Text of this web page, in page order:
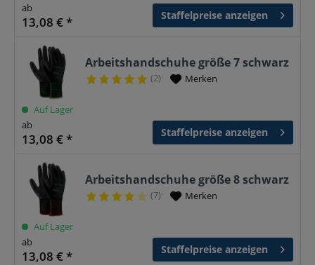
ab
13,08 € * Staffelpreise anzeigen
Arbeitshandschuhe größe 7 schwarz
(2)¹ Merken
Auf Lager
ab
13,08 € * Staffelpreise anzeigen
Arbeitshandschuhe größe 8 schwarz
(7)¹ Merken
Auf Lager
ab
13,08 € * Staffelpreise anzeigen